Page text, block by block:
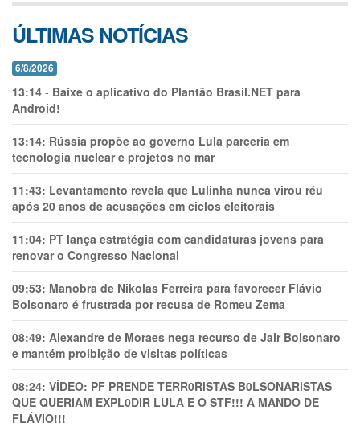
ÚLTIMAS NOTÍCIAS
6/8/2026
13:14 - Baixe o aplicativo do Plantão Brasil.NET para
Android!
13:14: Rússia propõe ao governo Lula parceria em
tecnologia nuclear e projetos no mar
11:43: Levantamento revela que Lulinha nunca virou réu
após 20 anos de acusações em ciclos eleitorais
11:04: PT lança estratégia com candidaturas jovens para
renovar o Congresso Nacional
09:53: Manobra de Nikolas Ferreira para favorecer Flávio
Bolsonaro é frustrada por recusa de Romeu Zema
08:49: Alexandre de Moraes nega recurso de Jair Bolsonaro
e mantém proibição de visitas políticas
08:24: VÍDEO: PF PRENDE TERR0RlSTAS B0LSONARlSTAS
QUE QUERIAM EXPL0DlR LULA E O STF!!! A MANDO DE
FLÁVIO!!!